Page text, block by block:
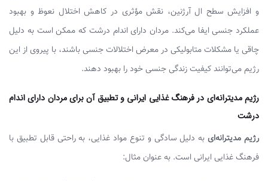
و افزایش سطح ال آرژنین، نقش مؤثری در کاهش اختلال نعوظ و بهبود
عملکرد جنسی ایفا می‌کند. مردان دارای اندام درشت که ممکن است به دلیل
چاقی یا مشکلات متابولیکی در معرض اختلالات جنسی باشند، با پیروی از این
رژیم می‌توانند کیفیت زندگی جنسی خود را بهبود دهند.
رژیم مدیترانه‌ای در فرهنگ غذایی ایرانی و تطبیق آن برای مردان دارای اندام
درشت
رژیم مدیترانه‌ایبه دلیل سادگی و تنوع مواد غذایی، به راحتی قابل تطبیق با
فرهنگ غذایی ایرانی است. به عنوان مثال: